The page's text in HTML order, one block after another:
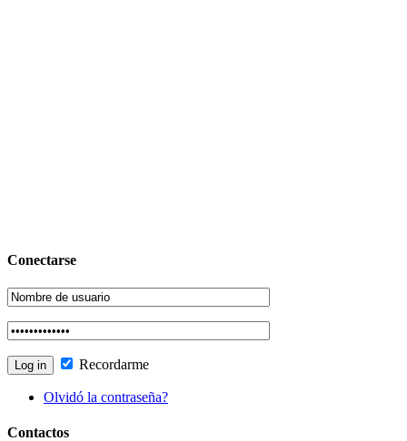
Conectarse
Recordarme
Olvidó la contraseña?
Contactos